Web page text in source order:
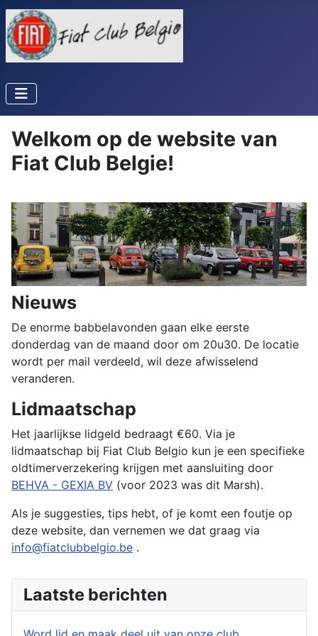
Welkom op de website van
Fiat Club Belgie!
Nieuws
De enorme babbelavonden gaan elke eerste
donderdag van de maand door om 20u30. De locatie
wordt per mail verdeeld, wil deze afwisselend
veranderen.
Lidmaatschap
Het jaarlijkse lidgeld bedraagt ​​€60. Via je
lidmaatschap bij Fiat Club Belgio kun je een specifieke
oldtimerverzekering krijgen met aansluiting door
BEHVA - GEXIA BV (voor 2023 was dit Marsh).
Als je suggesties, tips hebt, of je komt een foutje op
deze website, dan vernemen we dat graag via
info@fiatclubbelgio.be .
Laatste berichten